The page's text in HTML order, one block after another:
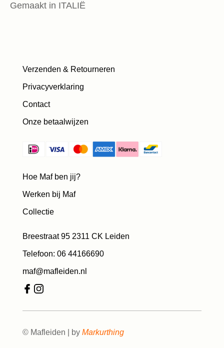
Gemaakt in ITALIË
Verzenden & Retourneren
Privacyverklaring
Contact
Onze betaalwijzen
Hoe Maf ben jij?
Werken bij Maf
Collectie
Breestraat 95 2311 CK Leiden
Telefoon: 06 44166690
maf@mafleiden.nl
© Mafleiden | by Markurthing